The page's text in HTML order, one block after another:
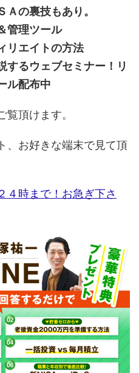
の裏技もあり。
管理ツール
リエイトの方法
するウェブセミナー！リ
ル配布中
頂けます。
、お好きな端末で見て頂
４時まで！お急ぎ下さ